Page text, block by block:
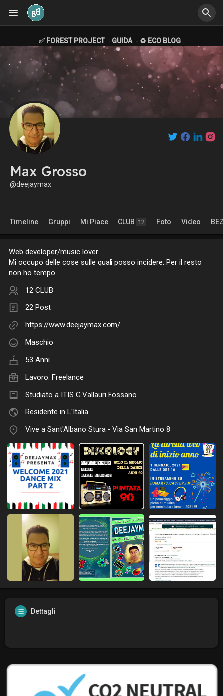
✅ FOREST PROJECT - GUIDA - ♻️ ECO BLOG
Max Grosso
@deejaymax
Timeline Gruppi Mi Piace CLUB 12 Foto Video BEZ
Web developer/music lover.
Mi occupo delle cose sulle quali posso incidere. Per il resto
non ho tempo.
12 CLUB
22 Post
https://www.deejaymax.com/
Maschio
53 Anni
Lavoro: Freelance
Studiato a ITIS G.Vallauri Fossano
Residente in L'Italia
Vive a Sant'Albano Stura - Via San Martino 8
Dettagli